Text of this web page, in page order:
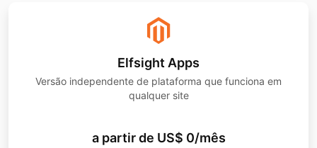
Elfsight Apps
Versão independente de plataforma que funciona em
qualquer site
a partir de US$ 0/mês